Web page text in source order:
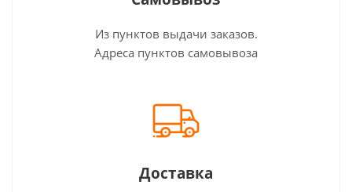
Из пунктов выдачи заказов.
Адреса пунктов самовывоза
Доставка